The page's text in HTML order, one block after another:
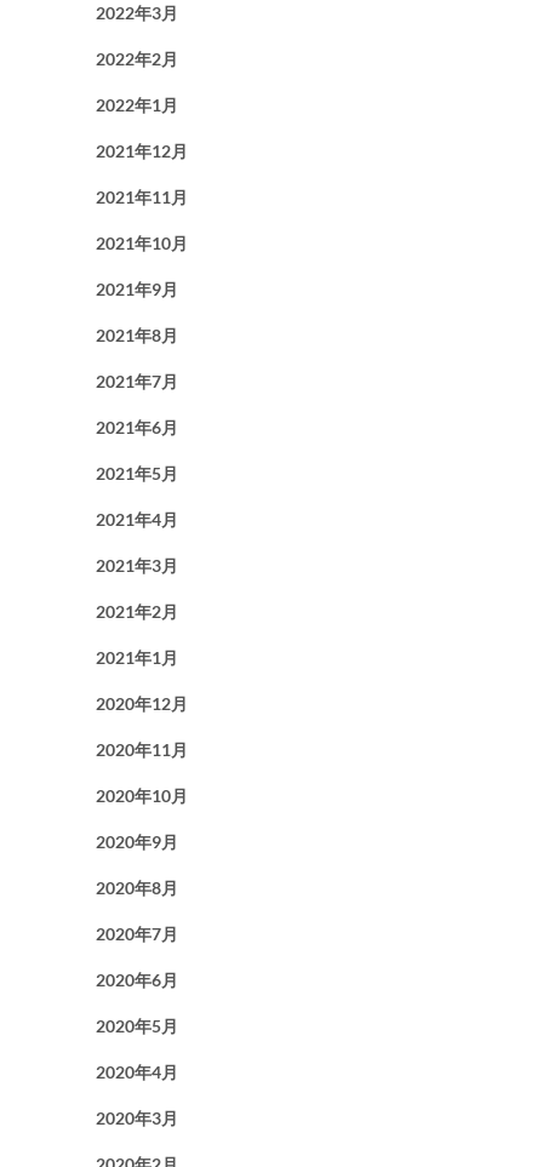
2022年3月
2022年2月
2022年1月
2021年12月
2021年11月
2021年10月
2021年9月
2021年8月
2021年7月
2021年6月
2021年5月
2021年4月
2021年3月
2021年2月
2021年1月
2020年12月
2020年11月
2020年10月
2020年9月
2020年8月
2020年7月
2020年6月
2020年5月
2020年4月
2020年3月